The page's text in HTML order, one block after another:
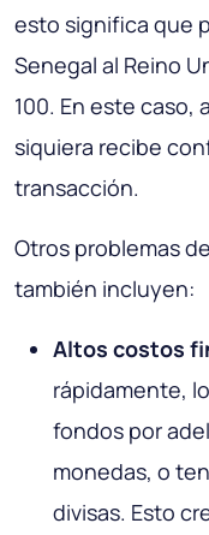
esto significa que
Senegal al Reino
100. En este caso,
siquiera recibe
transacción.
Otros problemas
también incluyen:
Altos costos
rápidamente,
fondos por
monedas, o
divisas. Esto